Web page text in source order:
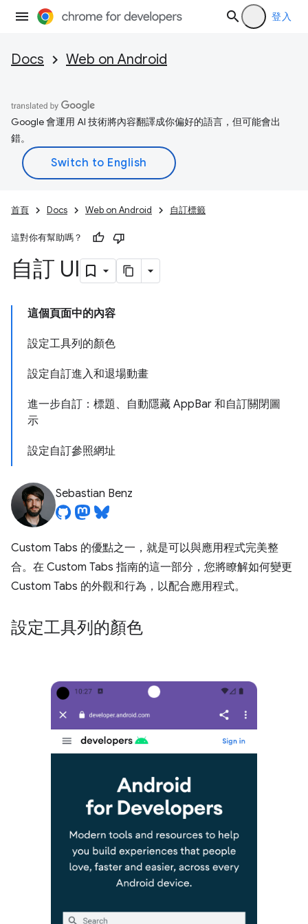
登入
Docs Web on Android
Google 會運用 AI 技術將內容翻譯成你偏好的語言，但可能會出
錯。
首頁 Docs Web on Android 自訂標籤
這對你有幫助嗎？
自訂 UI
這個頁面中的內容
設定工具列的顏色
設定自訂進入和退場動畫
進一步自訂：標題、自動隱藏 AppBar 和自訂關閉圖
示
設定自訂參照網址
Sebastian Benz
Custom Tabs 的優點之一，就是可以與應用程式完美整
合。在 Custom Tabs 指南的這一部分，您將瞭解如何變更
Custom Tabs 的外觀和行為，以配合應用程式。
設定工具列的顏色